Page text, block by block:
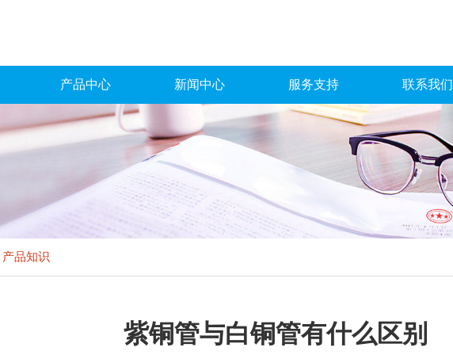
产品中心 新闻中心 服务支持 联系我们
产品知识
紫铜管与白铜管有什么区别